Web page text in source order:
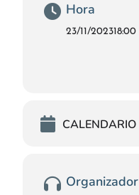
Hora
23/11/202318:00
CALENDARIO
Organizador